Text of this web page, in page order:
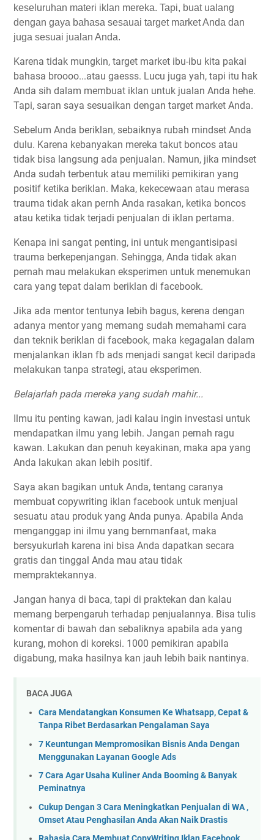
keseluruhan materi iklan mereka. Tapi, buat ualang
dengan gaya bahasa sesauai target market Anda dan
juga sesuai jualan Anda.
Karena tidak mungkin, target market ibu-ibu kita pakai
bahasa broooo...atau gaesss. Lucu juga yah, tapi itu hak
Anda sih dalam membuat iklan untuk jualan Anda hehe.
Tapi, saran saya sesuaikan dengan target market Anda.
Sebelum Anda beriklan, sebaiknya rubah mindset Anda
dulu. Karena kebanyakan mereka takut boncos atau
tidak bisa langsung ada penjualan. Namun, jika mindset
Anda sudah terbentuk atau memiliki pemikiran yang
positif ketika beriklan. Maka, kekecewaan atau merasa
trauma tidak akan pernh Anda rasakan, ketika boncos
atau ketika tidak terjadi penjualan di iklan pertama.
Kenapa ini sangat penting, ini untuk mengantisipasi
trauma berkepenjangan. Sehingga, Anda tidak akan
pernah mau melakukan eksperimen untuk menemukan
cara yang tepat dalam beriklan di facebook.
Jika ada mentor tentunya lebih bagus, kerena dengan
adanya mentor yang memang sudah memahami cara
dan teknik beriklan di facebook, maka kegagalan dalam
menjalankan iklan fb ads menjadi sangat kecil daripada
melakukan tanpa strategi, atau eksperimen.
Belajarlah pada mereka yang sudah mahir...
Ilmu itu penting kawan, jadi kalau ingin investasi untuk
mendapatkan ilmu yang lebih. Jangan pernah ragu
kawan. Lakukan dan penuh keyakinan, maka apa yang
Anda lakukan akan lebih positif.
Saya akan bagikan untuk Anda, tentang caranya
membuat copywriting iklan facebook untuk menjual
sesuatu atau produk yang Anda punya. Apabila Anda
menganggap ini ilmu yang bernmanfaat, maka
bersyukurlah karena ini bisa Anda dapatkan secara
gratis dan tinggal Anda mau atau tidak
mempraktekannya.
Jangan hanya di baca, tapi di praktekan dan kalau
memang berpengaruh terhadap penjualannya. Bisa tulis
komentar di bawah dan sebaliknya apabila ada yang
kurang, mohon di koreksi. 1000 pemikiran apabila
digabung, maka hasilnya kan jauh lebih baik nantinya.
BACA JUGA
Cara Mendatangkan Konsumen Ke Whatsapp, Cepat &
Tanpa Ribet Berdasarkan Pengalaman Saya
7 Keuntungan Mempromosikan Bisnis Anda Dengan
Menggunakan Layanan Google Ads
7 Cara Agar Usaha Kuliner Anda Booming & Banyak
Peminatnya
Cukup Dengan 3 Cara Meningkatkan Penjualan di WA ,
Omset Atau Penghasilan Anda Akan Naik Drastis